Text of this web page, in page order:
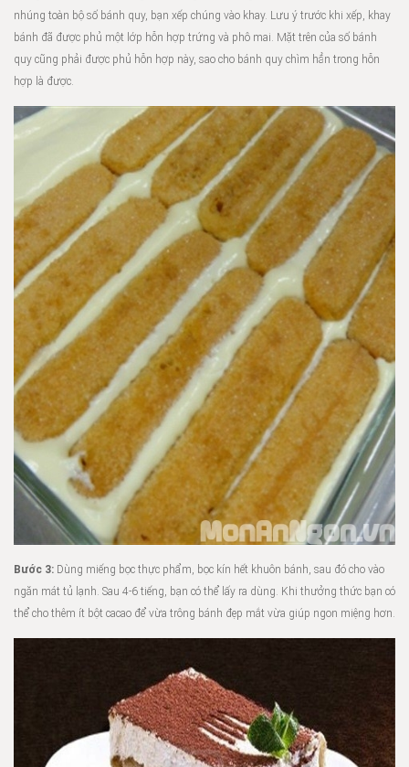
nhúng toàn bộ số bánh quy, bạn xếp chúng vào khay. Lưu ý trước khi xếp, khay
bánh đã được phủ một lớp hỗn hợp trứng và phô mai. Mặt trên của số bánh
quy cũng phải được phủ hỗn hợp này, sao cho bánh quy chìm hẳn trong hỗn
hợp là được.
Bước 3: Dùng miếng bọc thực phẩm, bọc kín hết khuôn bánh, sau đó cho vào
ngăn mát tủ lạnh. Sau 4-6 tiếng, bạn có thể lấy ra dùng. Khi thưởng thức bạn có
thể cho thêm ít bột cacao để vừa trông bánh đẹp mắt vừa giúp ngon miệng hơn.